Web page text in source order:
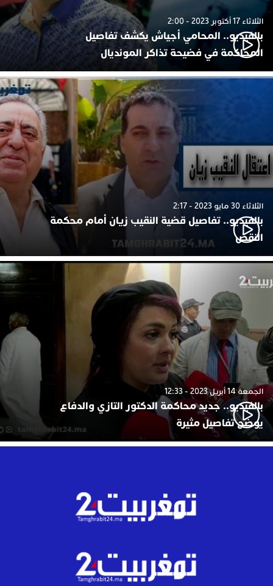
الثلاثاء 17 أكتوبر 2023 - 2:00
بالفيديو.. المحامي أجياش يكشف تفاصيل
المحاكمة في فضيحة تذاكر المونديال
الثلاثاء 30 مايو 2023 - 2:17
بالفيديو.. تفاصيل قضية النقيب زيان أمام محكمة
النقض
الجمعة 14 أبريل 2023 - 12:33
بالفيديو.. جديد محاكمة الدكتور التازي والدفاع
يوضح تفاصيل مثيرة